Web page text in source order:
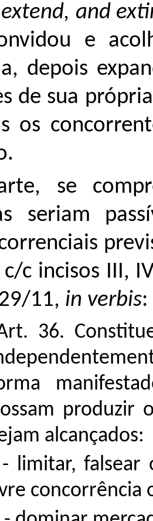
and
e
depois
de sua
os
se
seriam
c incisos III,
11, in verbis:
36.
produzir
alcançados:
limitar, falsear
concorrência